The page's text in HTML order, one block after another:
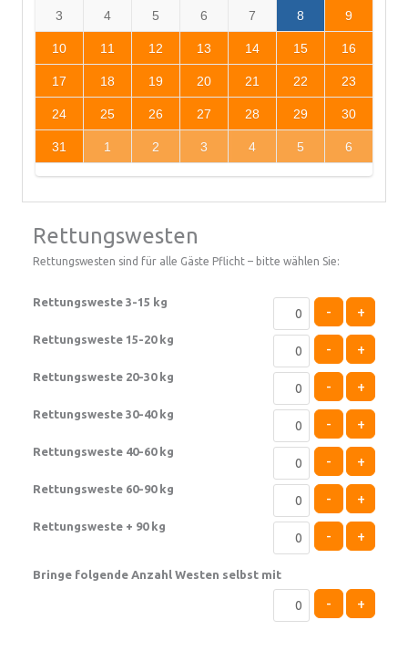
3 4 5 6 7 8 9
10 11 12 13 14 15 16
17 18 19 20 21 22 23
24 25 26 27 28 29 30
31 1 2 3 4 5 6
Rettungswesten
Rettungswesten sind für alle Gäste Pflicht – bitte wählen Sie:
Rettungsweste 3-15 kg
- +
Rettungsweste 15-20 kg
- +
Rettungsweste 20-30 kg
- +
Rettungsweste 30-40 kg
- +
Rettungsweste 40-60 kg
- +
Rettungsweste 60-90 kg
- +
Rettungsweste + 90 kg
- +
Bringe folgende Anzahl Westen selbst mit
- +